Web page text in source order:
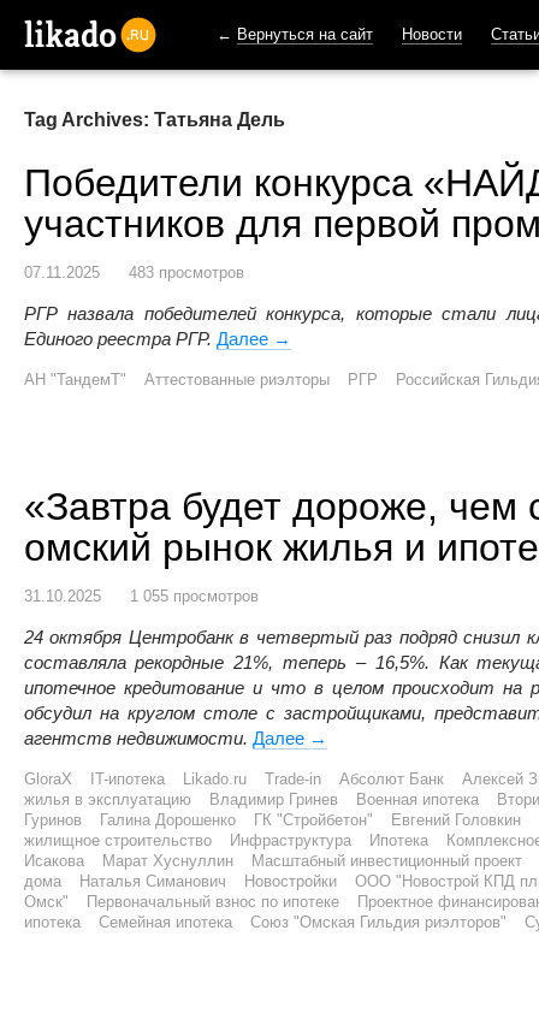
← Вернуться на сайт Новости
Tag Archives: Татьяна Дель
Победители конкурса
участников для первой
07.11.2025 483 просмотров
РГР назвала победителей конкурса, которые стали
Единого реестра РГР. Далее Победители конкурса
→
АН "ТандемТ" Аттестованные риэлторы РГР Российская
«Завтра будет дороже, чем
омский рынок жилья и
31.10.2025 1 055 просмотров
24 октября Центробанк в четвертый раз подряд снизил
составляла рекордные 21%, теперь – 16,5%. Как
ипотечное кредитование и что в целом происходит на
обсудил на круглом столе с застройщиками,
агентств недвижимости. Далее «Завтра будет дороже,
→
GloraX IT-ипотека Likado.ru Trade-in Абсолют Банк
Алексей
жилья в эксплуатацию
Владимир Гринев Военная ипотека
Гуринов
Галина Дорошенко ГК "Стройбетон" Евгений Головкин
жилищное строительство
Инфраструктура Ипотека
Исакова
Марат Хуснуллин
Масштабный инвестиционный проект
дома
Наталья Симанович Новостройки
ООО "Новострой КПД
Омск"
Первоначальный взнос по ипотеке
Проектное
ипотека
Семейная ипотека Союз "Омская Гильдия риэлторов"